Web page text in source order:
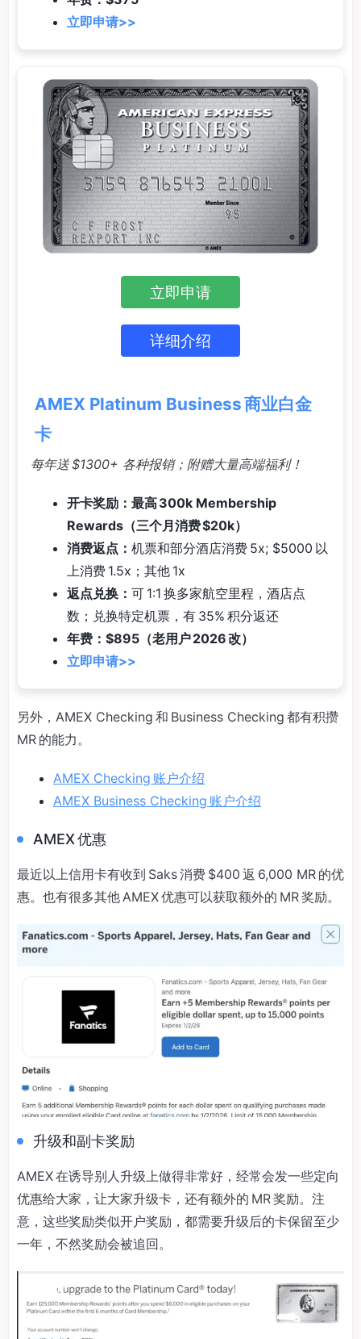
立即申请>>
立即申请
详细介绍
AMEX Platinum Business 商业白金
卡
每年送 $1300+ 各种报销；附赠大量高端福利！
开卡奖励：最高 300k Membership
Rewards（三个月消费 $20k）
消费返点： 机票和部分酒店消费 5x; $5000 以
上消费 1.5x；其他 1x
返点兑换： 可 1:1 换多家航空里程，酒店点
数；兑换特定机票，有 35% 积分返还
年费：$895（老用户 2026 改）
立即申请>>
另外，AMEX Checking 和 Business Checking 都有积攒
MR 的能力。
AMEX Checking 账户介绍
AMEX Business Checking 账户介绍
AMEX 优惠
最近以上信用卡有收到 Saks 消费 $400 返 6,000 MR 的优
惠。也有很多其他 AMEX 优惠可以获取额外的 MR 奖励。
升级和副卡奖励
AMEX 在诱导别人升级上做得非常好，经常会发一些定向
优惠给大家，让大家升级卡，还有额外的 MR 奖励。注
意，这些奖励类似开户奖励，都需要升级后的卡保留至少
一年，不然奖励会被追回。